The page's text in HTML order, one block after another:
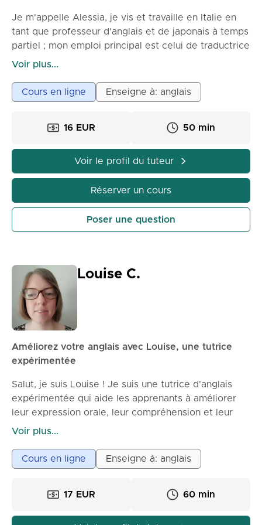
Je m'appelle Alessia, je vis et travaille en Italie en
tant que professeur d'anglais et de japonais à temps
partiel ; mon emploi principal est celui de traductrice
de bandes dessinées. Je donne des cours
ans. J'ai obtenu une licence en médiation
linguistique et un master en traduction. J'utilise des
aider mes élèves à optimiser leurs compétences
Voir plus...
Cours en ligne Enseigne à: anglais
16 EUR 50 min
Voir le profil du tuteur
Réserver un cours
Poser une question
Louise C.
Améliorez votre anglais avec Louise, une tutrice
expérimentée
Salut, je suis Louise ! Je suis une tutrice d'anglais
expérimentée qui aide les apprenants à améliorer
leur expression orale, leur compréhension et leur
confiance dans des situations réelles. Je me
adolescents de niveaux débutant à intermédiaire, en
concevant des leçons pratiques, agréables et
interactive et encourageante – je me concentre sur
Voir plus...
Cours en ligne Enseigne à: anglais
17 EUR 60 min